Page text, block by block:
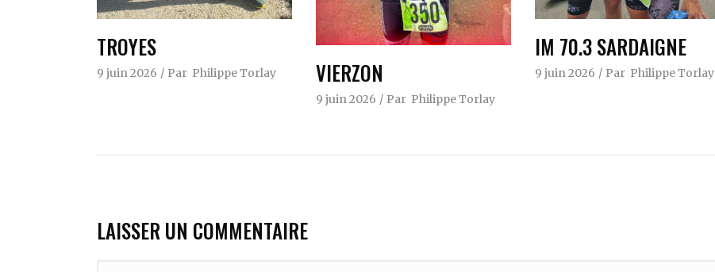
TROYES
9 juin 2026 Par Philippe Torlay VIERZON
9 juin 2026 Par Philippe Torlay
IM 70.3 SARDAIGNE
9 juin 2026 Par Philippe Torlay
LAISSER UN COMMENTAIRE